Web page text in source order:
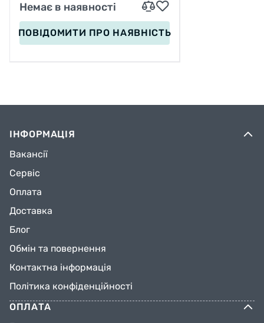
Немає в наявності
ПОВІДОМИТИ ПРО НАЯВНІСТЬ
ІНФОРМАЦІЯ
Вакансії
Сервіс
Оплата
Доставка
Блог
Обмін та повернення
Контактна інформація
Політика конфіденційності
ОПЛАТА